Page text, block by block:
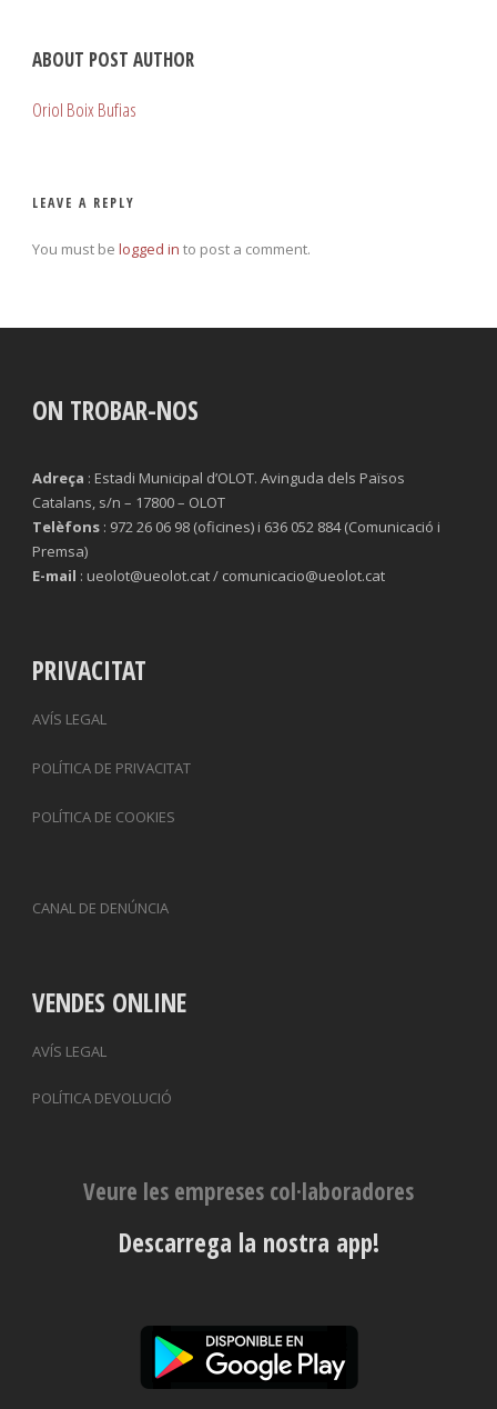
ABOUT POST AUTHOR
Oriol Boix Bufias
LEAVE A REPLY
You must be logged in to post a comment.
ON TROBAR-NOS
Adreça : Estadi Municipal d’OLOT. Avinguda dels Països
Catalans, s/n – 17800 – OLOT
Telèfons : 972 26 06 98 (oficines) i 636 052 884 (Comunicació i
Premsa)
E-mail : ueolot@ueolot.cat / comunicacio@ueolot.cat
PRIVACITAT
AVÍS LEGAL
POLÍTICA DE PRIVACITAT
POLÍTICA DE COOKIES
CANAL DE DENÚNCIA
VENDES ONLINE
AVÍS LEGAL
POLÍTICA DEVOLUCIÓ
Veure les empreses col·laboradores
Descarrega la nostra app!